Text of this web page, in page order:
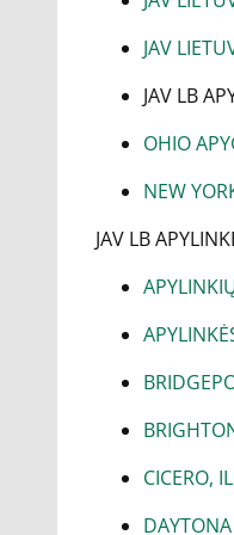
JAV
JAV LB
OHIO
NEW
JAV LB
CICERO, IL